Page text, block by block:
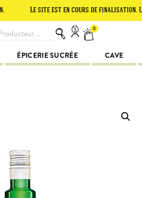
Le site est en cours de finalisation. Les
0
ÉPICERIE SUCRÉE CAVE